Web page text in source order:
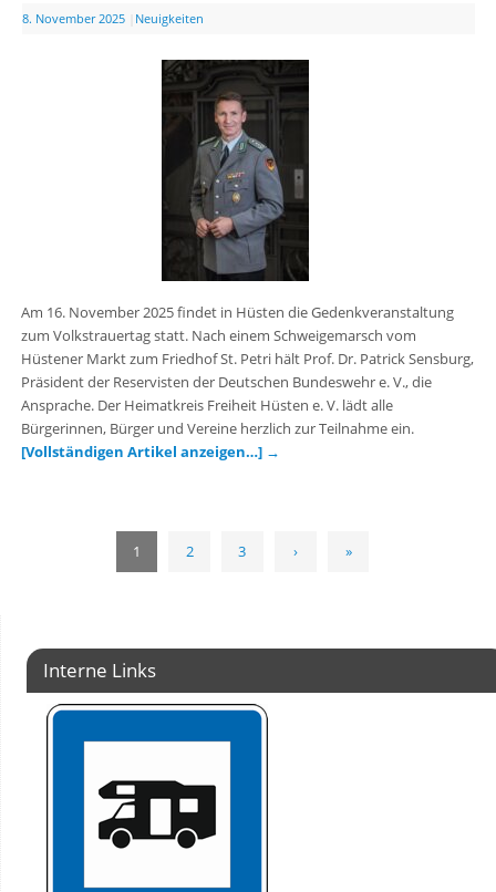
8. November 2025 Neuigkeiten
Am 16. November 2025 findet in Hüsten die Gedenkveranstaltung
zum Volkstrauertag statt. Nach einem Schweigemarsch vom
Hüstener Markt zum Friedhof St. Petri hält Prof. Dr. Patrick Sensburg,
Präsident der Reservisten der Deutschen Bundeswehr e. V., die
Ansprache. Der Heimatkreis Freiheit Hüsten e. V. lädt alle
Bürgerinnen, Bürger und Vereine herzlich zur Teilnahme ein.
[Vollständigen Artikel anzeigen…] →
1 2 3 › »
Interne Links